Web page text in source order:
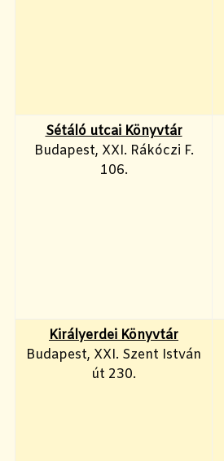
Sétáló utcai Könyvtár
Budapest, XXI. Rákóczi F.
106.
Királyerdei Könyvtár
Budapest, XXI. Szent István
út 230.